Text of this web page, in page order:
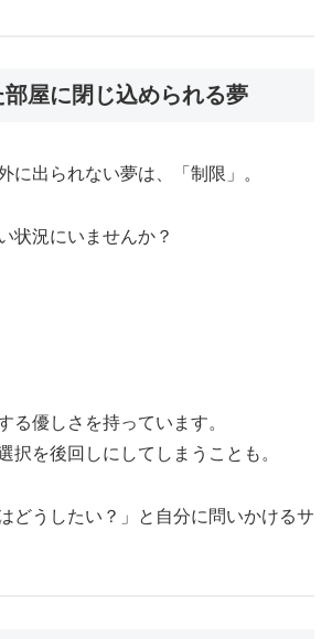
屋に閉じ込められる夢
に出られない夢は、「制限」。
状況にいませんか？
る優しさを持っています。
択を後回しにしてしまうことも。
どうしたい？」と自分に問いかけるサ